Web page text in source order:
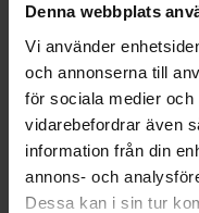
Denna webbplats
Vi använder
och annonserna till
för sociala medier
vidarebefordrar även
information från din
annons- och
Dessa kan i sin tur